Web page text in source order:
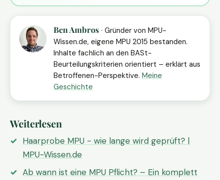
Ben Ambros · Gründer von MPU-
Wissen.de, eigene MPU 2015 bestanden.
Inhalte fachlich an den BASt-
Beurteilungskriterien orientiert – erklärt aus
Betroffenen-Perspektive. Meine
Geschichte
Weiterlesen
Haarprobe MPU - wie lange wird geprüft? |
MPU-Wissen.de
Ab wann ist eine MPU Pflicht? – Ein komplett